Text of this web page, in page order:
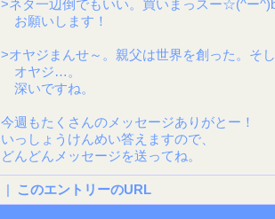
>ネタ一辺倒でもいい。買いまっスー☆(^ー
お願いします！
>オヤジまんせ～。親父は世界を創った。そ
オヤジ…。
深いですね。
今週もたくさんのメッセージありがとー！
いっしょうけんめい答えますので、
どんどんメッセージを送ってね。
| このエントリーのURL